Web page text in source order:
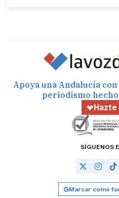
Apoya una Andalucía
periodismo
SÍGUENOS
Marcar como